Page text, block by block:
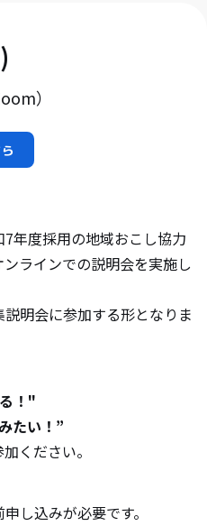
）
年度採用の地域おこし協力
ラインでの説明会を実施し
説明会に参加する形となりま
！"
たい！”
ください。
し込みが必要です。